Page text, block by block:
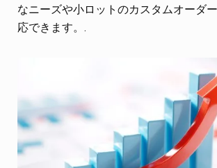
なニーズや小ロットのカスタムオーダ
応できます。.